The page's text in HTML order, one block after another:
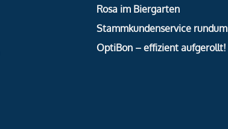
Rosa im Biergarten
Stammkundenservice rundum
OptiBon – effizient aufgerollt!